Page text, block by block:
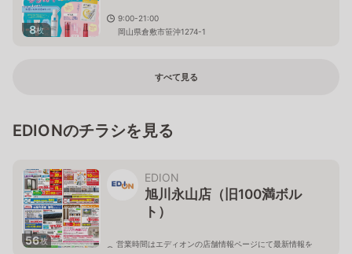
8枚
9:00-21:00
岡山県倉敷市笹沖1274-1
すべて見る
EDIONのチラシを見る
56枚
EDION
旭川永山店（旧100満ボル
ト）
営業時間はエディオンの店舗情報ページにて最新情報を